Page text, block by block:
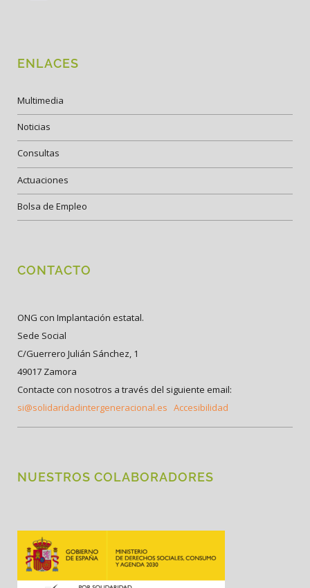
ENLACES
Multimedia
Noticias
Consultas
Actuaciones
Bolsa de Empleo
CONTACTO
ONG con Implantación estatal.
Sede Social
C/Guerrero Julián Sánchez, 1
49017 Zamora
Contacte con nosotros a través del siguiente email:
si@solidaridadintergeneracional.es Accesibilidad
NUESTROS COLABORADORES